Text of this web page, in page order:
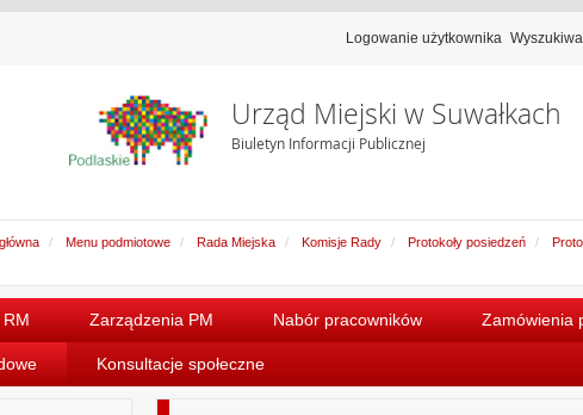
Logowanie użytkownika
Urząd Miejski w Suwałkach
Biuletyn Informacji Publicznej
Menu podmiotowe Rada Miejska Komisje Rady Protokoły posiedzeń
RM Zarządzenia PM Nabór pracowników Zamówienia
Konsultacje społeczne